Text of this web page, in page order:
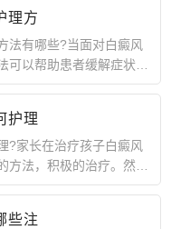
理方
法有哪些?当面对白癜风
可以帮助患者缓解症状，
护理
?家长在治疗孩子白癜风
方法，积极的治疗。然
些注